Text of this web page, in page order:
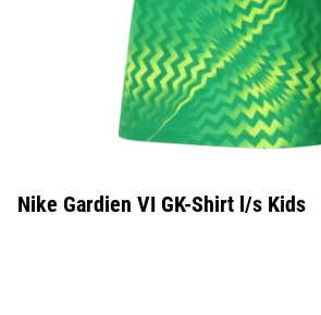
Nike Gardien VI GK-Shirt l/s Kids